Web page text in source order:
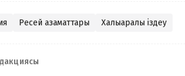
Ресей азаматтары Халықаралық іздеу